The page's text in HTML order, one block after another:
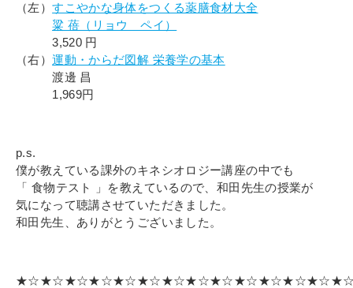
（左）すこやかな身体をつくる薬膳食材大全
粱 蓓（リョウ ペイ）
3,520 円
（右）運動・からだ図解 栄養学の基本
渡邊 昌
1,969円
p.s.
僕が教えている課外のキネシオロジー講座の中でも
「 食物テスト 」を教えているので、和田先生の授業が
気になって聴講させていただきました。
和田先生、ありがとうございました。